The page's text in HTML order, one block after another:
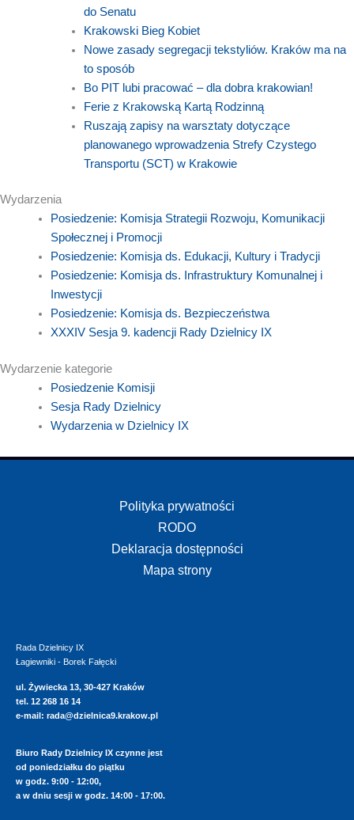
do Senatu
Krakowski Bieg Kobiet
Nowe zasady segregacji tekstyliów. Kraków ma na
to sposób
Bo PIT lubi pracować – dla dobra krakowian!
Ferie z Krakowską Kartą Rodzinną
Ruszają zapisy na warsztaty dotyczące
planowanego wprowadzenia Strefy Czystego
Transportu (SCT) w Krakowie
Wydarzenia
Posiedzenie: Komisja Strategii Rozwoju, Komunikacji
Społecznej i Promocji
Posiedzenie: Komisja ds. Edukacji, Kultury i Tradycji
Posiedzenie: Komisja ds. Infrastruktury Komunalnej i
Inwestycji
Posiedzenie: Komisja ds. Bezpieczeństwa
XXXIV Sesja 9. kadencji Rady Dzielnicy IX
Wydarzenie kategorie
Posiedzenie Komisji
Sesja Rady Dzielnicy
Wydarzenia w Dzielnicy IX
Polityka prywatności
RODO
Deklaracja dostępności
Mapa strony
Rada Dzielnicy IX
Łagiewniki - Borek Fałęcki
ul. Żywiecka 13, 30-427 Kraków
tel. 12 268 16 14
e-mail: rada@dzielnica9.krakow.pl
Biuro Rady Dzielnicy IX czynne jest
od poniedziałku do piątku
w godz. 9:00 - 12:00,
a w dniu sesji w godz. 14:00 - 17:00.